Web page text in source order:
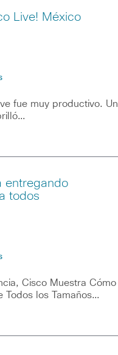
Live! México
fue muy productivo.
entregando
todos
Cisco Muestra Cómo
Todos los Tamaños…